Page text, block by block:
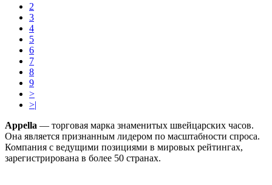
2
3
4
5
6
7
8
9
>
>|
Appella — торговая марка знаменитых швейцарских часов.
Она является признанным лидером по масштабности спроса.
Компания с ведущими позициями в мировых рейтингах,
зарегистрирована в более 50 странах.